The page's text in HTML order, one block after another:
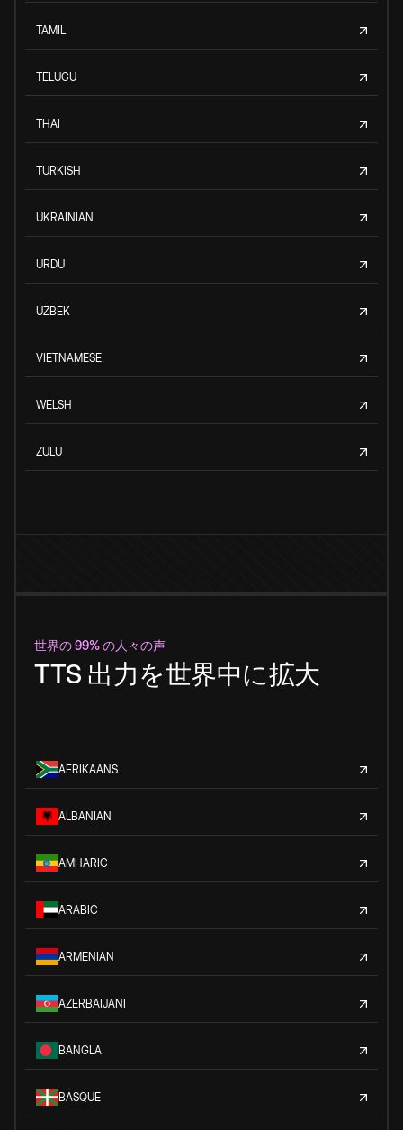
TAMIL
TELUGU
THAI
TURKISH
UKRAINIAN
URDU
UZBEK
VIETNAMESE
WELSH
ZULU
世界の 99% の人々の声
TTS 出力を世界中に拡大
AFRIKAANS
ALBANIAN
AMHARIC
ARABIC
ARMENIAN
AZERBAIJANI
BANGLA
BASQUE